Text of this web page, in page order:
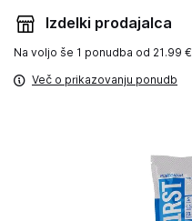
Izdelki prodajalca
Na voljo še 1 ponudba od 21.99 €
Več o prikazovanju ponudb